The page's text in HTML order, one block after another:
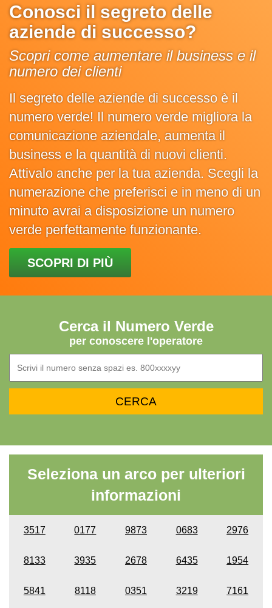
Conosci il segreto delle
aziende di successo?
Scopri come aumentare il business e il
numero dei clienti
Il segreto delle aziende di successo è il
numero verde! Il numero verde migliora la
comunicazione aziendale, aumenta il
business e la quantità di nuovi clienti.
Attivalo anche per la tua azienda. Scegli la
numerazione che preferisci e in meno di un
minuto avrai a disposizione un numero
verde perfettamente funzionante.
SCOPRI DI PIÙ
Cerca il Numero Verde
per conoscere l'operatore
Seleziona un arco per ulteriori
informazioni
3517 0177 9873 0683 2976
8133 3935 2678 6435 1954
5841 8118 0351 3219 7161